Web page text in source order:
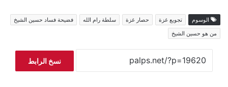
الوسوم تجويع غزة حصار غزة سلطة رام الله
فضيحة فساد حسين الشيخ
من هو حسين الشيخ
نسخ الرابط